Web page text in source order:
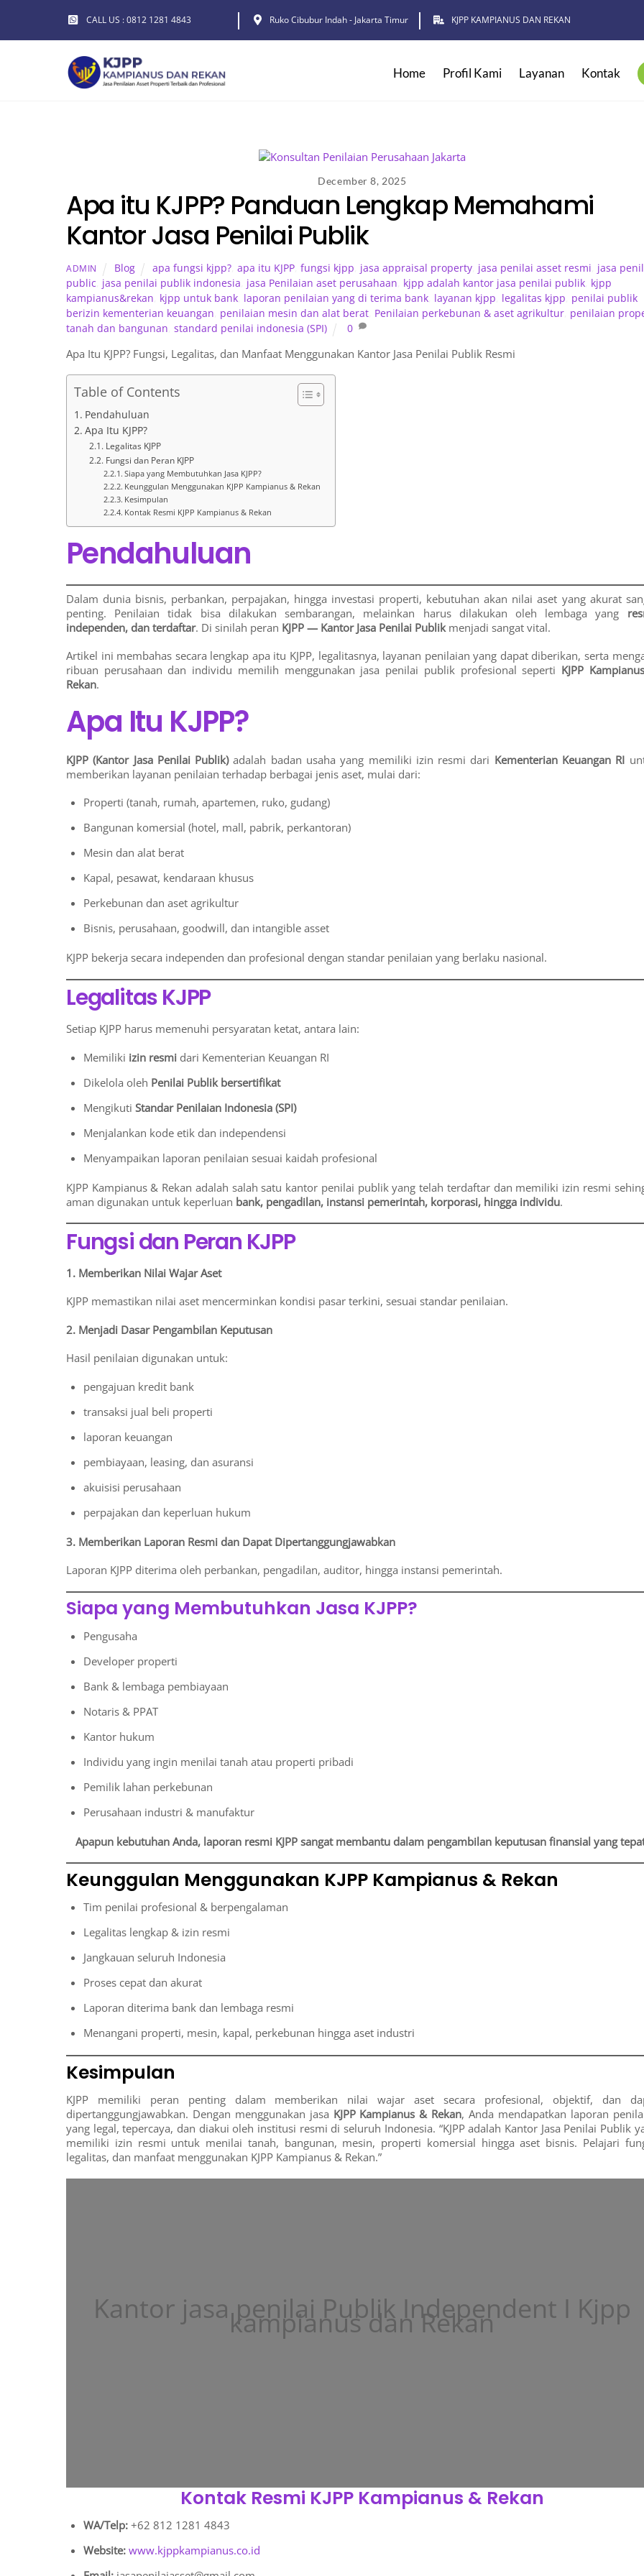
CALL US : 0812 1281 4843 Ruko Cibubur Indah - Jakarta Timur KJPP KAMPIANUS DAN REKAN
Home Profil Kami Layanan Kontak
December 8, 2025
Apa itu KJPP? Panduan Lengkap Memahami
Kantor Jasa Penilai Publik
ADMIN Blog apa fungsi kjpp? ,apa itu KJPP ,fungsi kjpp jasa appraisal property jasa penilai asset resmi jasa
public jasa penilai publik indonesia jasa Penilaian aset perusahaan kjpp adalah kantor jasa penilai publik kjpp
kampianus&rekan kjpp untuk bank laporan penilaian yang di terima bank layanan kjpp legalitas kjpp penilai publik
berizin kementerian keuangan penilaian mesin dan alat berat Penilaian perkebunan & aset agrikultur penilaian
tanah dan bangunan standard penilai indonesia (SPI) 0
Apa Itu KJPP? Fungsi, Legalitas, dan Manfaat Menggunakan Kantor Jasa Penilai Publik Resmi
Table of Contents
Pendahuluan
Apa Itu KJPP?
Legalitas KJPP
Fungsi dan Peran KJPP
Siapa yang Membutuhkan Jasa KJPP?
Keunggulan Menggunakan KJPP Kampianus & Rekan
Kesimpulan
Kontak Resmi KJPP Kampianus & Rekan
Pendahuluan
Dalam dunia bisnis, perbankan, perpajakan, hingga investasi properti, kebutuhan akan nilai aset yang akurat
penting. Penilaian tidak bisa dilakukan sembarangan, melainkan harus dilakukan oleh lembaga yang
independen, dan terdaftar. Di sinilah peran KJPP — Kantor Jasa Penilai Publikmenjadi sangat vital.
Artikel ini membahas secara lengkap apa itu KJPP, legalitasnya, layanan penilaian yang dapat diberikan, serta
ribuan perusahaan dan individu memilih menggunakan jasa penilai publik profesional seperti KJPP
Rekan.
Apa Itu KJPP?
KJPP (Kantor Jasa Penilai Publik)adalah badan usaha yang memiliki izin resmi dari Kementerian Keuangan RI
memberikan layanan penilaian terhadap berbagai jenis aset, mulai dari:
Properti (tanah, rumah, apartemen, ruko, gudang)
Bangunan komersial (hotel, mall, pabrik, perkantoran)
Mesin dan alat berat
Kapal, pesawat, kendaraan khusus
Perkebunan dan aset agrikultur
Bisnis, perusahaan, goodwill, dan intangible asset
KJPP bekerja secara independen dan profesional dengan standar penilaian yang berlaku nasional.
Legalitas KJPP
Setiap KJPP harus memenuhi persyaratan ketat, antara lain:
Memiliki izin resmi dari Kementerian Keuangan RI
Dikelola oleh Penilai Publik bersertifikat
Mengikuti Standar Penilaian Indonesia (SPI)
Menjalankan kode etik dan independensi
Menyampaikan laporan penilaian sesuai kaidah profesional
KJPP Kampianus & Rekan adalah salah satu kantor penilai publik yang telah terdaftar dan memiliki izin resmi
aman digunakan untuk keperluan bank, pengadilan, instansi pemerintah, korporasi, hingga individu.
Fungsi dan Peran KJPP
1. Memberikan Nilai Wajar Aset
KJPP memastikan nilai aset mencerminkan kondisi pasar terkini, sesuai standar penilaian.
2. Menjadi Dasar Pengambilan Keputusan
Hasil penilaian digunakan untuk:
pengajuan kredit bank
transaksi jual beli properti
laporan keuangan
pembiayaan, leasing, dan asuransi
akuisisi perusahaan
perpajakan dan keperluan hukum
3. Memberikan Laporan Resmi dan Dapat Dipertanggungjawabkan
Laporan KJPP diterima oleh perbankan, pengadilan, auditor, hingga instansi pemerintah.
Siapa yang Membutuhkan Jasa KJPP?
Pengusaha
Developer properti
Bank & lembaga pembiayaan
Notaris & PPAT
Kantor hukum
Individu yang ingin menilai tanah atau properti pribadi
Pemilik lahan perkebunan
Perusahaan industri & manufaktur
Apapun kebutuhan Anda, laporan resmi KJPP sangat membantu dalam pengambilan keputusan finansial yang
Keunggulan Menggunakan KJPP Kampianus & Rekan
Tim penilai profesional & berpengalaman
Legalitas lengkap & izin resmi
Jangkauan seluruh Indonesia
Proses cepat dan akurat
Laporan diterima bank dan lembaga resmi
Menangani properti, mesin, kapal, perkebunan hingga aset industri
Kesimpulan
KJPP memiliki peran penting dalam memberikan nilai wajar aset secara profesional, objektif, dan
dipertanggungjawabkan. Dengan menggunakan jasa KJPP Kampianus & Rekan, Anda mendapatkan laporan
yang legal, tepercaya, dan diakui oleh institusi resmi di seluruh Indonesia. “KJPP adalah Kantor Jasa Penilai Publik
memiliki izin resmi untuk menilai tanah, bangunan, mesin, properti komersial hingga aset bisnis. Pelajari
legalitas, dan manfaat menggunakan KJPP Kampianus & Rekan.”
Kantor jasa penilai Publik Independent I Kjpp
kampianus dan Rekan
Kontak Resmi KJPP Kampianus & Rekan
WA/Telp: +62 812 1281 4843
Website: www.kjppkampianus.co.id